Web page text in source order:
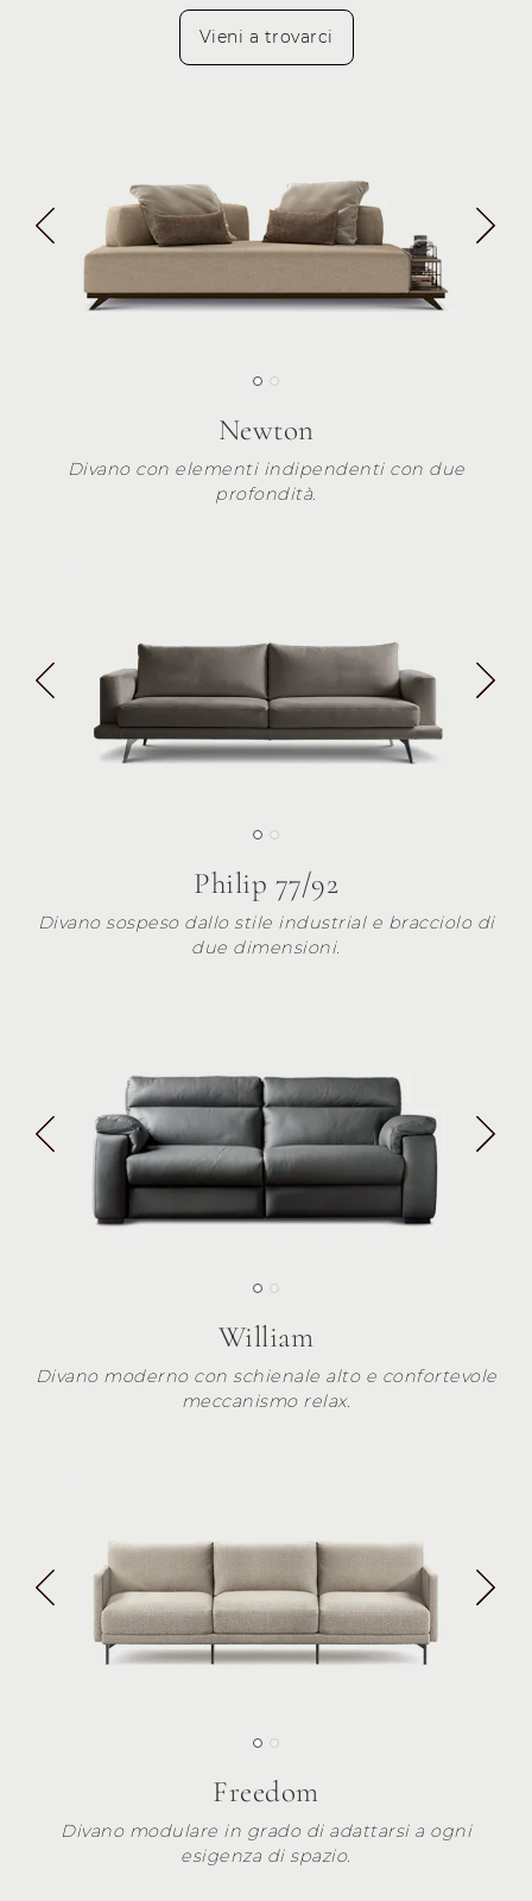
Vieni a trovarci
Newton
Divano con elementi indipendenti con due
profondità.
Philip 77/92
Divano sospeso dallo stile industrial e bracciolo di
due dimensioni.
William
Divano moderno con schienale alto e confortevole
meccanismo relax.
Freedom
Divano modulare in grado di adattarsi a ogni
esigenza di spazio.